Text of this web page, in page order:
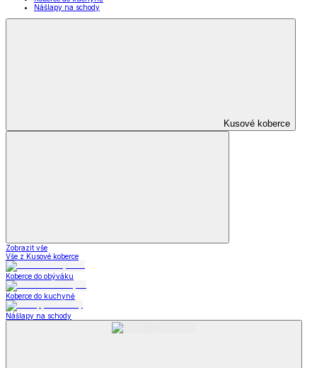
Nášlapy na schody
Kusové koberce
Zobrazit vše
Vše z Kusové koberce
Koberce do obýváku
Koberce do kuchyně
Nášlapy na schody